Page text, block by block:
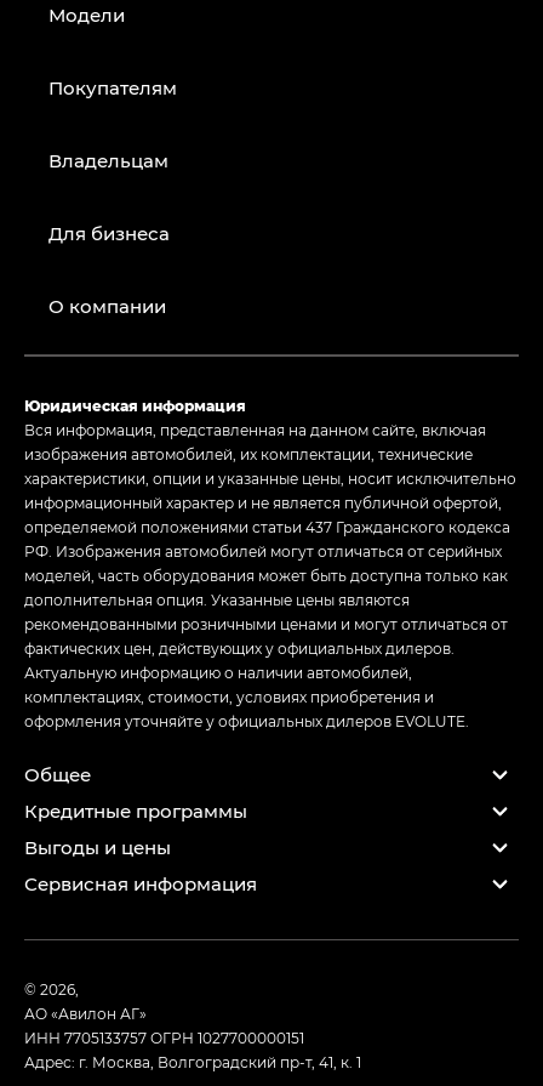
Модели
Покупателям
Владельцам
Для бизнеса
О компании
Юридическая информация
Вся информация, представленная на данном сайте, включая
изображения автомобилей, их комплектации, технические
характеристики, опции и указанные цены, носит исключительно
информационный характер и не является публичной офертой,
определяемой положениями статьи 437 Гражданского кодекса
РФ. Изображения автомобилей могут отличаться от серийных
моделей, часть оборудования может быть доступна только как
дополнительная опция. Указанные цены являются
рекомендованными розничными ценами и могут отличаться от
фактических цен, действующих у официальных дилеров.
Актуальную информацию о наличии автомобилей,
комплектациях, стоимости, условиях приобретения и
оформления уточняйте у официальных дилеров EVOLUTE.
Общее
Кредитные программы
Выгоды и цены
Сервисная информация
© 2026,
АО «Авилон АГ»
ИНН 7705133757ОГРН 1027700000151
Адрес: г. Москва, Волгоградский пр-т, 41, к. 1